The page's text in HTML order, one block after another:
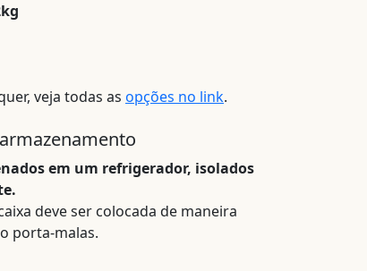
veja todas as opções no link.
em um refrigerador, isolados
deve ser colocada de maneira
porta-malas.